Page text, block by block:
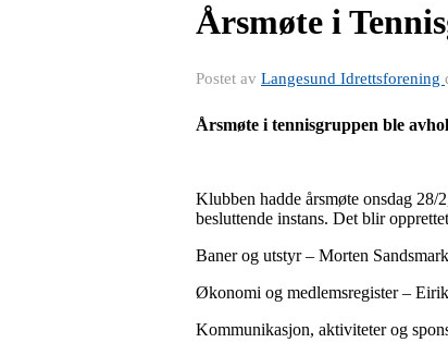
Årsmøte i
Postet av Langesund Idrettsforening
Årsmøte i tennisgruppen ble
Klubben hadde årsmøte onsdag
besluttende instans. Det blir
Baner og utstyr – Morten
Økonomi og medlemsregister –
Kommunikasjon, aktiviteter og